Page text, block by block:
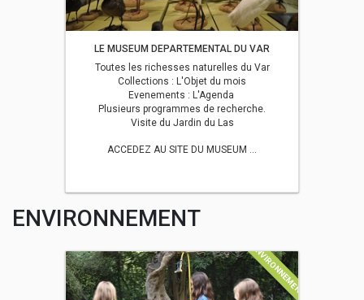
LE MUSEUM DEPARTEMENTAL DU VAR
Toutes les richesses naturelles du Var
Collections : L'Objet du mois
Evenements : L'Agenda
Plusieurs programmes de recherche.
Visite du Jardin du Las
ACCEDEZ AU SITE DU MUSEUM ...
ENVIRONNEMENT
ENVIRONNEMENT